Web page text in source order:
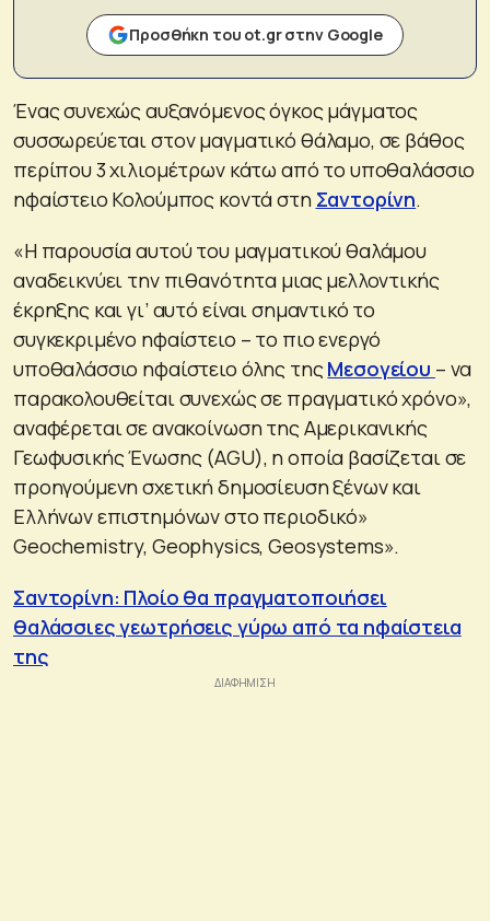
Προσθήκη του ot.gr στην Google
Ένας συνεχώς αυξανόμενος όγκος μάγματος
συσσωρεύεται στον μαγματικό θάλαμο, σε βάθος
περίπου 3 χιλιομέτρων κάτω από το υποθαλάσσιο
ηφαίστειο Κολούμπος κοντά στη Σαντορίνη.
«Η παρουσία αυτού του μαγματικού θαλάμου
αναδεικνύει την πιθανότητα μιας μελλοντικής
έκρηξης και γι’ αυτό είναι σημαντικό το
συγκεκριμένο ηφαίστειο – το πιο ενεργό
υποθαλάσσιο ηφαίστειο όλης τηςΜεσογείου – να
παρακολουθείται συνεχώς σε πραγματικό χρόνο»,
αναφέρεται σε ανακοίνωση της Αμερικανικής
Γεωφυσικής Ένωσης (AGU), η οποία βασίζεται σε
προηγούμενη σχετική δημοσίευση ξένων και
Ελλήνων επιστημόνων στο περιοδικό»
Geochemistry, Geophysics, Geosystems».
Σαντορίνη: Πλοίο θα πραγματοποιήσει
θαλάσσιες γεωτρήσεις γύρω από τα ηφαίστεια
της